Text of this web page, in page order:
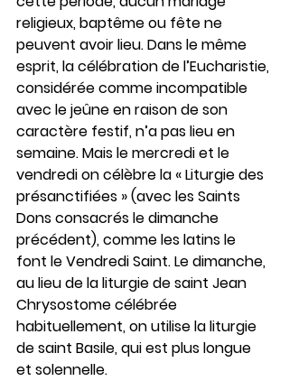
religieux, baptême ou fête ne
peuvent avoir lieu. Dans le même
esprit, la célébration de l’Eucharistie,
considérée comme incompatible
avec le jeûne en raison de son
caractère festif, n’a pas lieu en
semaine. Mais le mercredi et le
vendredi on célèbre la « Liturgie des
présanctifiées » (avec les Saints
Dons consacrés le dimanche
précédent), comme les latins le
font le Vendredi Saint. Le dimanche,
au lieu de la liturgie de saint Jean
Chrysostome célébrée
habituellement, on utilise la liturgie
de saint Basile, qui est plus longue
et solennelle.